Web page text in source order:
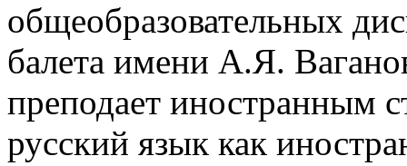
общеобразовательных
балета имени А.Я.
преподает иностранным
русский язык как